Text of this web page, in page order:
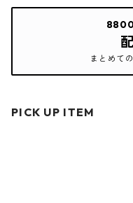
まとめて
PICK UP ITEM